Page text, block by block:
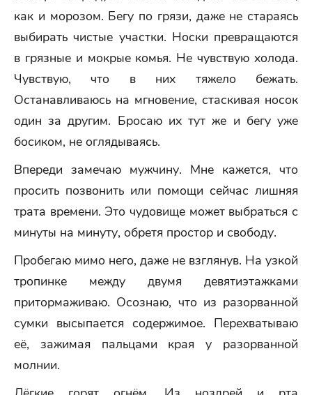
как и морозом. Бегу по грязи, даже не стараясь
выбирать чистые участки. Носки превращаются
в грязные и мокрые комья. Не чувствую холода.
Чувствую, что в них тяжело бежать.
Останавливаюсь на мгновение, стаскивая носок
один за другим. Бросаю их тут же и бегу уже
босиком, не оглядываясь.
Впереди замечаю мужчину. Мне кажется, что
просить позвонить или помощи сейчас лишняя
трата времени. Это чудовище может выбраться с
минуты на минуту, обретя простор и свободу.
Пробегаю мимо него, даже не взглянув. На узкой
тропинке между двумя девятиэтажками
притормаживаю. Осознаю, что из разорванной
сумки высыпается содержимое. Перехватываю
её, зажимая пальцами края у разорванной
молнии.